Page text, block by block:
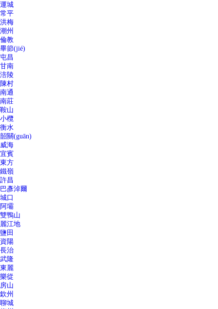
運城
常平
洪梅
潮州
倫教
畢節(jié)
屯昌
甘南
涪陵
陳村
南通
南莊
鞍山
小欖
衡水
韶關(guān)
威海
宜賓
東方
鐵嶺
許昌
巴彥淖爾
城口
阿壩
雙鴨山
麗江地
鹽田
資陽
長治
武隆
東麗
樂從
房山
欽州
聊城